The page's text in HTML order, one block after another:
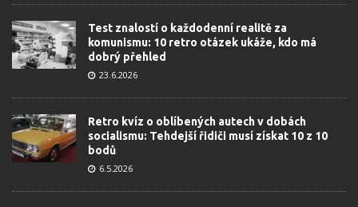
Test znalostí o každodenní realitě za
komunismu: 10 retro otázek ukáže, kdo má
dobrý přehled
23.6.2026
Retro kvíz o oblíbených autech v dobách
socialismu: Tehdejší řidiči musí získat 10 z 10
bodů
6.5.2026